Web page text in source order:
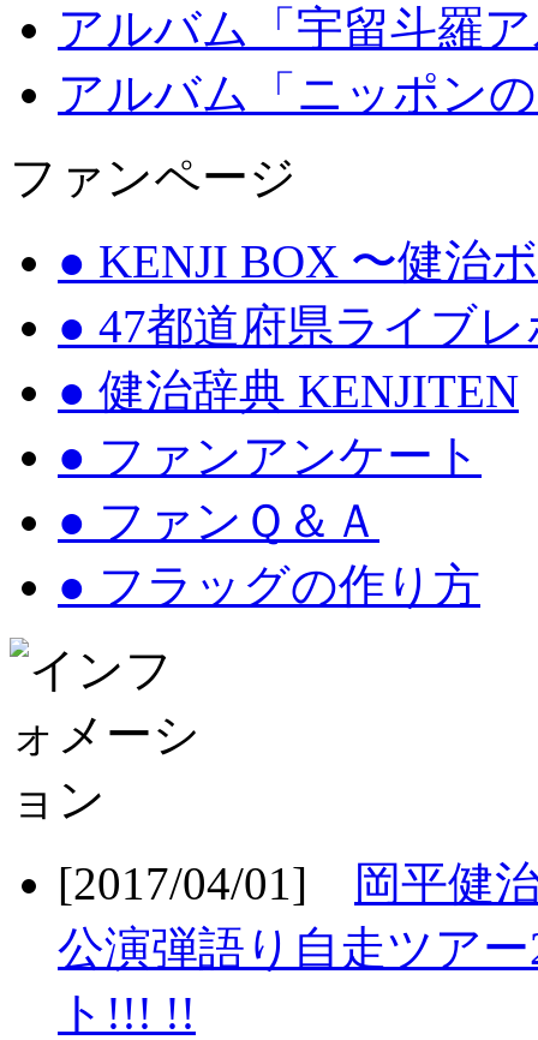
アルバム「宇留斗羅
アルバム「ニッポン
ファンページ
● KENJI BOX 〜健治
● 47都道府県ライブ
● 健治辞典 KENJITEN
● ファンアンケート
● ファンＱ＆Ａ
● フラッグの作り方
[2017/04/01]
岡平健
公演弾語り自走ツア
ト!!! !!